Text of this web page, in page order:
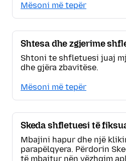
Mësoni më tepër
Shtesa dhe zgjerime
Shtoni te shfletuesi juaj
dhe gjëra zbavitëse.
Mësoni më tepër
Skeda shfletuesi të
Mbajini hapur dhe një
parapëlqyera. Përdorin
të mbajtur nën vëzhgim